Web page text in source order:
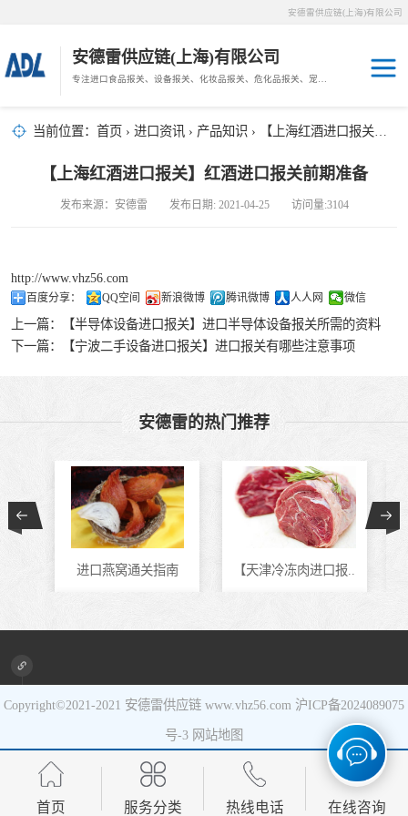
安德雷供应链(上海)有限公司
安德雷供应链(上海)有限公司
当前位置： 首页 › 进口资讯 › 产品知识 › 【上海红酒进口报关】红酒进口报关前期准备
【上海红酒进口报关】红酒进口报关前期准备
发布来源：安德雷 发布日期: 2021-04-25 访问量:3104
http://www.vhz56.com
百度分享： QQ空间 新浪微博 腾讯微博 人人网 微信
上一篇：
【半导体设备进口报关】进口半导体设备报关所需的资料
下一篇：
【宁波二手设备进口报关】进口报关有哪些注意事项
安德雷的热门推荐
进口燕窝通关指南 【天津冷冻肉进口报..
进口新旧设备清关代.. 马来西亚冷冻虾进口..
Copyright©2021-2021 安德雷供应链 www.vhz56.com 沪ICP备2024089075
号-3 网站地图
首页 服务分类 热线电话 在线咨询
其他报关
海鲜进口
宠物粮进口
危化品进口
设备进口
木材报关
药材报关
汽车/游艇报关